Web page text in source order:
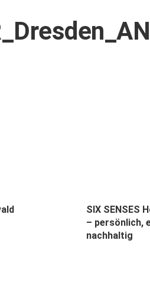
SIX SENSES
– persönlich,
nachhaltig